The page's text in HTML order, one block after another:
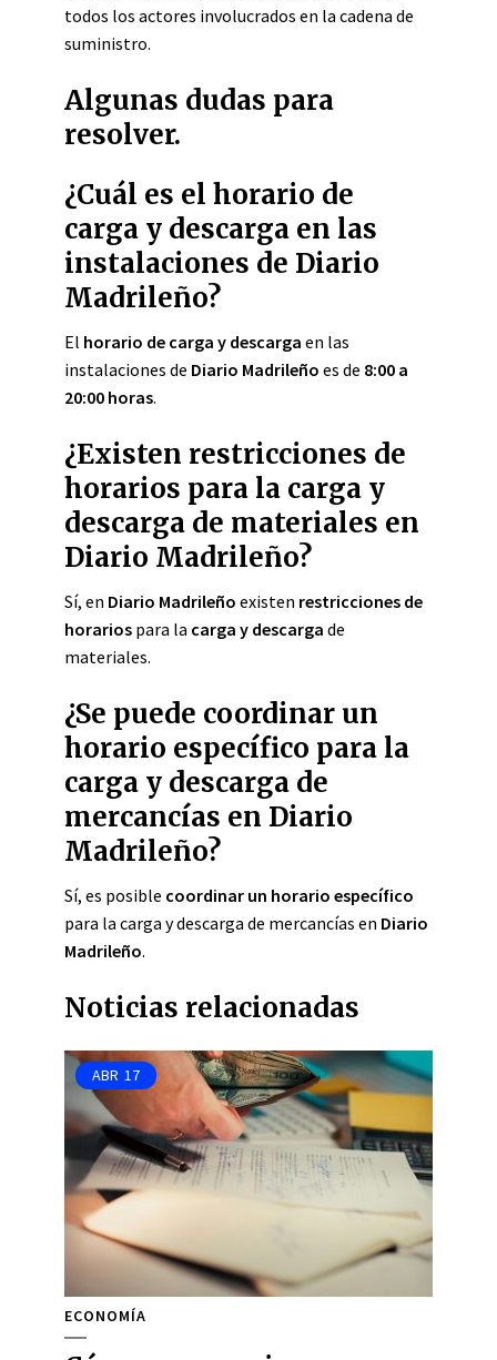
todos los actores involucrados en la cadena de
suministro.
Algunas dudas para
resolver.
¿Cuál es el horario de
carga y descarga en las
instalaciones de Diario
Madrileño?
El horario de carga y descarga en las
instalaciones de Diario Madrileño es de 8:00 a
20:00 horas.
¿Existen restricciones de
horarios para la carga y
descarga de materiales en
Diario Madrileño?
Sí, en Diario Madrileño existen restricciones de
horarios para la carga y descarga de
materiales.
¿Se puede coordinar un
horario específico para la
carga y descarga de
mercancías en Diario
Madrileño?
Sí, es posible coordinar un horario específico
para la carga y descarga de mercancías en Diario
Madrileño.
Noticias relacionadas
ABR 17
ECONOMÍA